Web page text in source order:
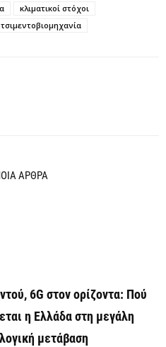
κλιματικοί στόχοι
τσιμεντοβιομηχανία
ΑΡΘΡΑ
6G στον ορίζοντα: Πού
η Ελλάδα στη μεγάλη
μετάβαση